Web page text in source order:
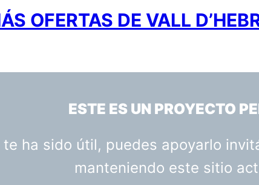
OFERTAS DE VALL
ESTE ES UN PROYECTO
ha sido útil, puedes apoyarlo
manteniendo este sitio